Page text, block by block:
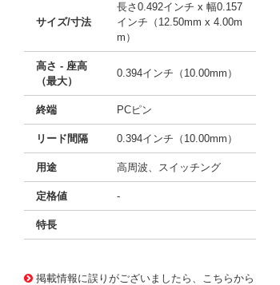
サイズ/寸法
長さ0.492インチ x 幅0.157
インチ（12.50mm x 4.00m
m）
高さ - 座高
（最大）
0.394インチ（10.00mm）
終端 PCピン
リード間隔 0.394インチ（10.00mm）
用途 高周波、スイッチング
定格値 -
特長
掲載情報に誤りがございましたら、こちらから